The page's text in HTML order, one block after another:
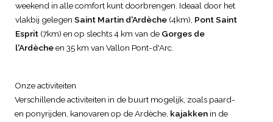
weekend in alle comfort kunt doorbrengen. Ideaal door het
vlakbij gelegen Saint Martin d'Ardèche (4km), Pont Saint
Esprit (7km) en op slechts 4 km van de Gorges de
l'Ardècheen 35 km van Vallon Pont-d'Arc.
Onze activiteiten
Verschillende activiteiten in de buurt mogelijk, zoals paard-
en ponyrijden, kanovaren op de Ardèche, kajakken in de